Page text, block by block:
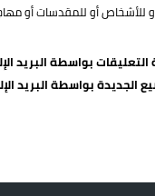
للأشخاص أو للمقدسات أو
بواسطة البريد
الجديدة بواسطة البريد